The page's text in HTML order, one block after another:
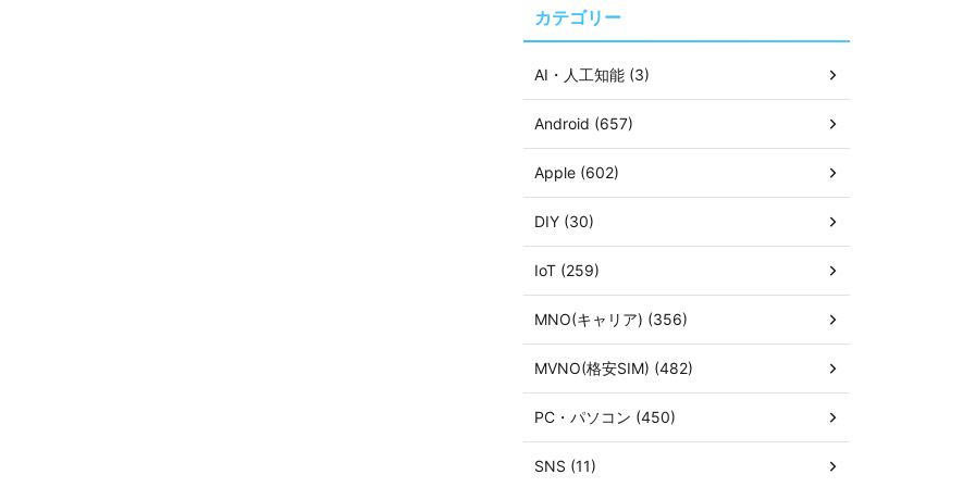
カテゴリー
AI・人工知能 (3)
Android (657)
Apple (602)
DIY (30)
IoT (259)
MNO(キャリア) (356)
MVNO(格安SIM) (482)
PC・パソコン (450)
SNS (11)